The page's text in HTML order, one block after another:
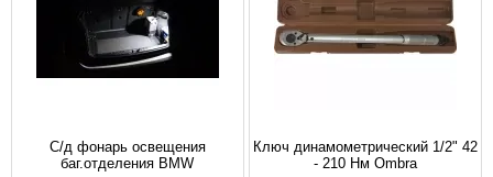
С/д фонарь освещения
баг.отделения BMW
Ключ динамометрический 1/2" 42
- 210 Нм Ombra